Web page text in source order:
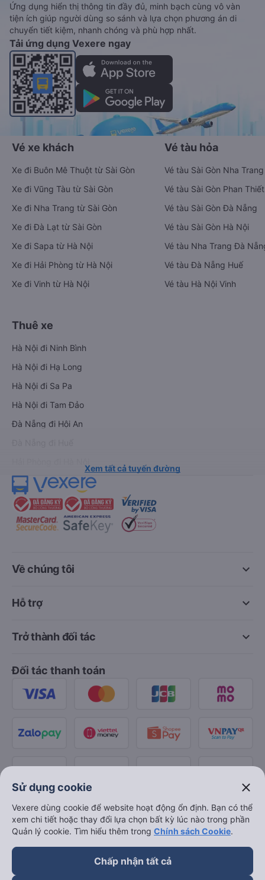
Ứng dụng hiển thị thông tin đầy đủ, minh bạch cùng vô vàn
tiện ích giúp người dùng so sánh và lựa chọn phương án di
chuyển tiết kiệm, nhanh chóng và phù hợp nhất.
Tải ứng dụng Vexere ngay
Vé xe khách
Xe đi Buôn Mê Thuột từ Sài Gòn
Xe đi Vũng Tàu từ Sài Gòn
Xe đi Nha Trang từ Sài Gòn
Xe đi Đà Lạt từ Sài Gòn
Xe đi Sapa từ Hà Nội
Xe đi Hải Phòng từ Hà Nội
Xe đi Vinh từ Hà Nội
Vé tàu hỏa
Vé tàu Sài Gòn Nha Trang
Vé tàu Sài Gòn Phan Thiết
Vé tàu Sài Gòn Đà Nẵng
Vé tàu Sài Gòn Hà Nội
Vé tàu Nha Trang Đà
Vé tàu Đà Nẵng Huế
Vé tàu Hà Nội Vinh
Thuê xe
Hà Nội đi Ninh Bình
Hà Nội đi Hạ Long
Hà Nội đi Sa Pa
Hà Nội đi Tam Đảo
Đà Nẵng đi Hội An
Xem tất cả tuyến đường
keyboard_arrow_down
Về chúng tôi
keyboard_arrow_down
Hỗ trợ
keyboard_arrow_down
Trở thành đối tác
Đối tác thanh toán
Sử dụng cookie close
Vexere dùng cookie để website hoạt động ổn định. Bạn có thể
xem chi tiết hoặc thay đổi lựa chọn bất kỳ lúc nào trong phần
Quản lý cookie. Tìm hiểu thêm trong Chính sách Cookie.
Chấp nhận tất cả